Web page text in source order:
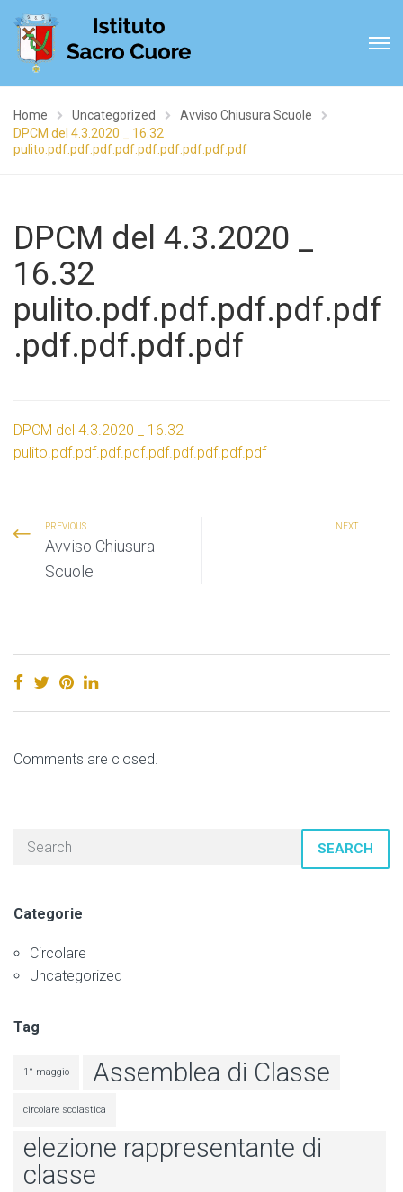
Home Uncategorized
Avviso Chiusura Scuole
DPCM del 4.3.2020 _ 16.32
pulito.pdf.pdf.pdf.pdf.pdf.pdf.pdf.pdf.pdf
DPCM del 4.3.2020 _
16.32
pulito.pdf.pdf.pdf.pdf.pdf
.pdf.pdf.pdf.pdf
DPCM del 4.3.2020 _ 16.32
pulito.pdf.pdf.pdf.pdf.pdf.pdf.pdf.pdf.pdf
PREVIOUS
Avviso Chiusura
Scuole
NEXT
Comments are closed.
SEARCH
Categorie
Circolare
Uncategorized
Tag
1° maggio Assemblea di Classe
circolare scolastica
elezione rappresentante di
classe